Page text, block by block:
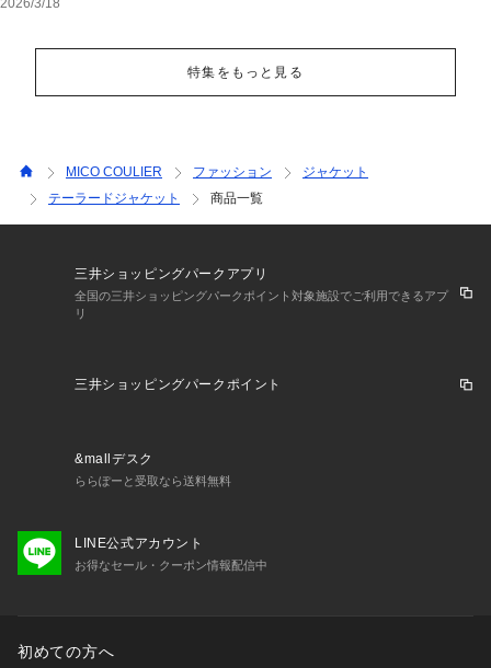
2026/3/18
特集をもっと見る
MICO COULIER ファッション
ジャケット
テーラードジャケット
商品一覧
三井ショッピングパークアプリ
全国の三井ショッピングパークポイント対象施設でご利用できるアプ
リ
三井ショッピングパークポイント
&mallデスク
ららぽーと受取なら送料無料
LINE公式アカウント
お得なセール・クーポン情報配信中
初めての方へ